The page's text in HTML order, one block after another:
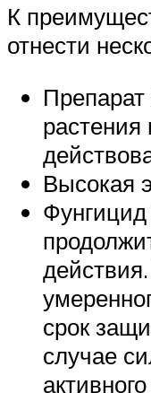
К
отнести
растения
Высокая
срок
случае